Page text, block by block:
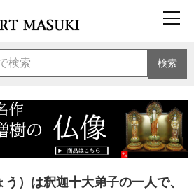
検索
）は釈迦十大弟子の一人で、